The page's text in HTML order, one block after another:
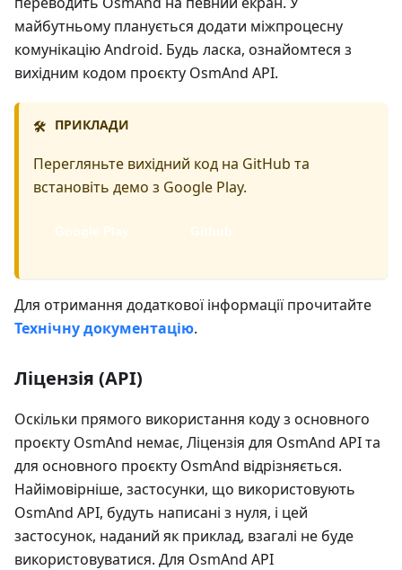
майбутньому планується додати міжпроцесну
комунікацію Android. Будь ласка, ознайомтеся з
вихідним кодом проєкту OsmAnd API.
🛠️ ПРИКЛАДИ
Перегляньте вихідний код на GitHub та
встановіть демо з Google Play.
Google Play Github
Для отримання додаткової інформації прочитайте
Технічну документацію.
Ліцензія (API)
Оскільки прямого використання коду з основного
проєкту OsmAnd немає, Ліцензія для OsmAnd API та
для основного проєкту OsmAnd відрізняється.
Найімовірніше, застосунки, що використовують
OsmAnd API, будуть написані з нуля, і цей
застосунок, наданий як приклад, взагалі не буде
використовуватися. Для OsmAnd API